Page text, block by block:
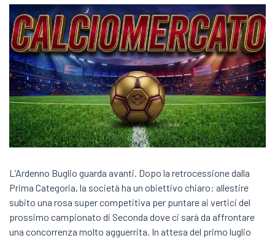
L’Ardenno Buglio guarda avanti. Dopo la retrocessione dalla
Prima Categoria, la società ha un obiettivo chiaro: allestire
subito una rosa super competitiva per puntare ai vertici del
prossimo campionato di Seconda dove ci sarà da affrontare
una concorrenza molto agguerrita. In attesa del primo luglio